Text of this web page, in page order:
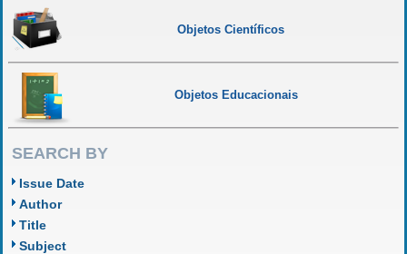
Objetos Científicos
Objetos Educacionais
SEARCH BY
Issue Date
Author
Title
Subject